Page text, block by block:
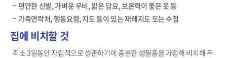
편안한 신발, 가벼운 우비, 얇은 담요, 보온력이 좋은 옷 등
가족연락처, 행동요령, 지도 등이 있는 재해지도 또는 수첩
집에 비치할 것
최소 3일동안 자립적으로 생존하기에 충분한 생필품을 가정해 비치해 두